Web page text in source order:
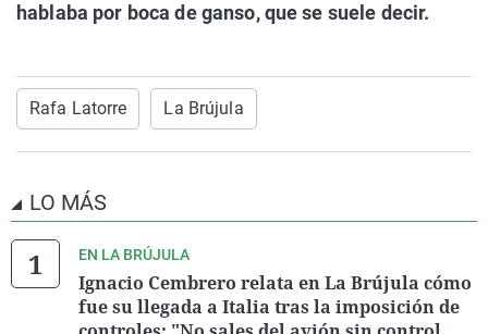
hablaba por boca de ganso, que se suele decir.
Rafa Latorre La Brújula
LO MÁS
EN LA BRÚJULA
Ignacio Cembrero relata en La Brújula cómo
fue su llegada a Italia tras la imposición de